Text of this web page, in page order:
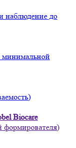
наблюдение до
минимальной
Biocare
формирователя)